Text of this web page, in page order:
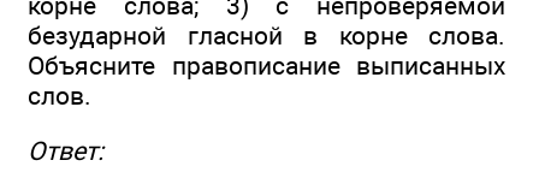
безударной гласной в корне слова.
Объясните правописание выписанных
слов.
Ответ: